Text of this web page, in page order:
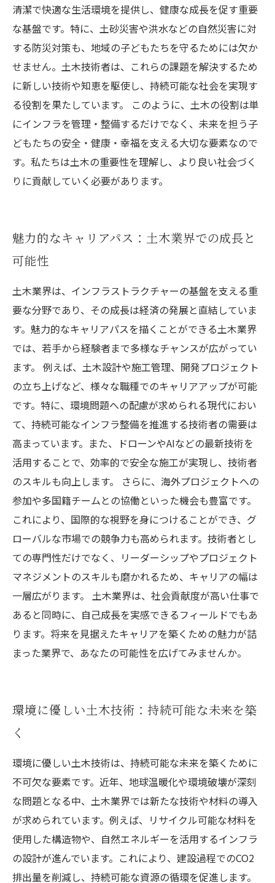
清潔で快適な生活環境を提供し、健康な成長を促す重要
な基盤です。特に、土砂災害や洪水などの自然災害に対
する防災対策も、地域の子どもたちを守るためには欠か
せません。土木技術者は、これらの課題を解決するため
に新しい技術や知恵を駆使し、持続可能な社会を実現す
る役割を果たしています。 このように、土木の役割は単
にインフラを管理・整備するだけでなく、未来を担う子
どもたちの安全・健康・幸福を支える大切な要素なので
す。私たちは土木の重要性を理解し、より良い社会づく
りに貢献していく必要があります。
魅力的なキャリアパス：土木業界での成長と
可能性
土木業界は、インフラストラクチャーの基盤を支える重
要な分野であり、その成長は経済の発展と直結していま
す。魅力的なキャリアパスを描くことができる土木業界
では、若手から経験者まで多様なチャンスが広がってい
ます。 例えば、土木設計や施工管理、開発プロジェクト
の立ち上げなど、様々な職種でのキャリアアップが可能
です。特に、環境問題への配慮が求められる現代におい
て、持続可能なインフラ整備を推進する技術者の需要は
高まっています。また、ドローンやAIなどの最新技術を
活用することで、効率的で安全な施工が実現し、技術者
のスキルも向上します。 さらに、海外プロジェクトへの
参加や多国籍チームとの協働といった機会も豊富です。
これにより、国際的な視野を身につけることができ、グ
ローバルな市場での競争力も高められます。技術者とし
ての専門性だけでなく、リーダーシップやプロジェクト
マネジメントのスキルも磨かれるため、キャリアの幅は
一層広がります。 土木業界は、社会貢献度が高い仕事で
あると同時に、自己成長を実感できるフィールドでもあ
ります。将来を見据えたキャリアを築くための魅力が詰
まった業界で、あなたの可能性を広げてみませんか。
環境に優しい土木技術：持続可能な未来を築
く
環境に優しい土木技術は、持続可能な未来を築くために
不可欠な要素です。近年、地球温暖化や環境破壊が深刻
な問題となる中、土木業界では新たな技術や材料の導入
が求められています。例えば、リサイクル可能な材料を
使用した構造物や、自然エネルギーを活用するインフラ
の設計が進んでいます。これにより、建設過程でのCO2
排出量を削減し、持続可能な資源の循環を促進します。